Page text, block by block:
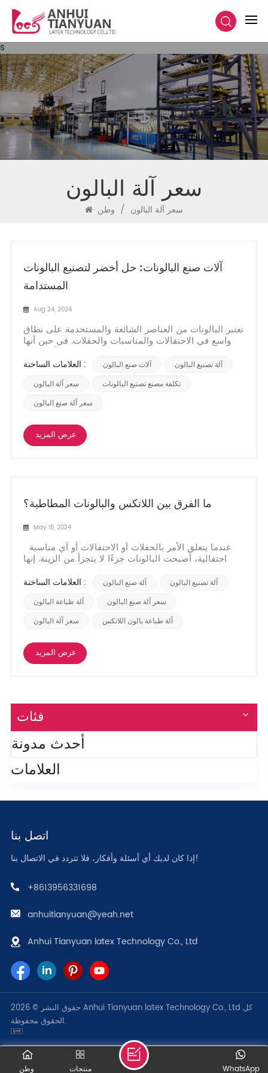
s
سعر آلة البالون
وطن / سعر آلة البالون
آلات صنع البالونات: حل أخضر لتصنيع البالونات
المستدامة
Aug 24, 2024
تعتبر البالونات من العناصر الشائعة والمستخدمة على نطاق
واسع في الاحتفالات والمناسبات والحفلات. في حين أنها
التصنيع التقليدية للبالونات يمكن أن يكون لها تأثير سلبي
ظهر عصر جديد من صناعة البال...
العلامات الساخنة : آلات صنع البالون آلة تصنيع البالون
سعر آلة البالون تكلفة مصنع تصنيع البالونات
سعر آلة صنع البالون
عرض المزيد
ما الفرق بين اللاتكس والبالونات المطاطية؟
May 18, 2024
احتفالية، أصبحت البالونات جزءًا لا يتجزأ من الزينة. إنها
هل تساءلت يومًا عن الأنواع المختلفة من البالونات
اللاتكس عن البالونات المطاطية؟...
العلامات الساخنة : آلة صنع البالون آلة تصنيع البالون
آلة طباعة البالون سعر آلة صنع البالون
سعر آلة البالون آلة طباعة بالون اللاتكس
عرض المزيد
فئات
أحدث مدونة
العلامات
اتصل بنا
إذا كان لديك أي أسئلة وأفكار، فلا تتردد في الاتصال بنا!
+8613956331698
anhuitianyuan@yeah.net
Anhui Tianyuan latex Technology Co., Ltd
حقوق النشر © 2026 Anhui Tianyuan latex Technology Co., Ltd كل
الحقوق محفوظة.
وطن منتجات WhatsApp